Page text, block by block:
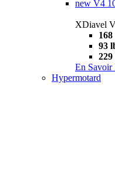
new V4
XDiavel
168
93
229
En Savoir
Hypermotard